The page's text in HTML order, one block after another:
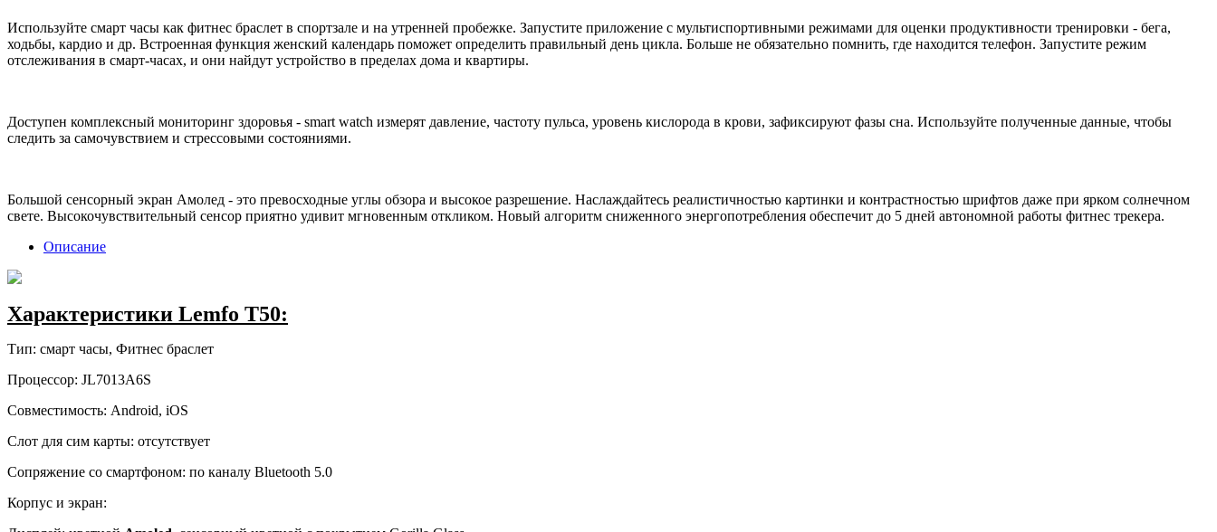
Используйте смарт часы как фитнес браслет в спортзале и на утренней пробежке. Запустите приложение с мультиспортивными режимами для оценки продуктивности тренировки - бега,
ходьбы, кардио и др. Встроенная функция женский календарь поможет определить правильный день цикла. Больше не обязательно помнить, где находится телефон. Запустите режим
отслеживания в смарт-часах, и они найдут устройство в пределах дома и квартиры.
Доступен комплексный мониторинг здоровья - smart watch измерят давление, частоту пульса, уровень кислорода в крови, зафиксируют фазы сна. Используйте полученные данные, чтобы
следить за самочувствием и стрессовыми состояниями.
Большой сенсорный экран Амолед - это превосходные углы обзора и высокое разрешение. Наслаждайтесь реалистичностью картинки и контрастностью шрифтов даже при ярком солнечном
свете. Высокочувствительный сенсор приятно удивит мгновенным откликом. Новый алгоритм сниженного энергопотребления обеспечит до 5 дней автономной работы фитнес трекера.
Описание
Характеристики Lemfo T50:
Тип: смарт часы, Фитнес браслет
Процессор: JL7013A6S
Совместимость: Android, iOS
Слот для сим карты: отсутствует
Сопряжение со смартфоном: по каналу Bluetooth 5.0
Корпус и экран: